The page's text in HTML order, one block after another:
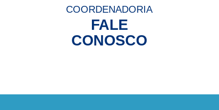
COORDENADORIA
FALE
CONOSCO